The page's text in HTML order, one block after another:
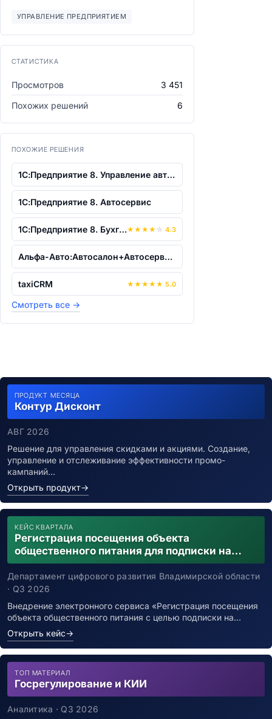
УПРАВЛЕНИЕ ПРЕДПРИЯТИЕМ
СТАТИСТИКА
Просмотров
3 451
Похожих решений
6
ПОХОЖИЕ РЕШЕНИЯ
1С:Предприятие 8. Управление автотранс...
1С:Предприятие 8. Автосервис
1С:Предприятие 8. Бухгалтерия некредит...★ ★ ★ ★ ☆ 4.3
Альфа-Авто:Автосалон+Автосервис+Автоза...
taxiCRM ★ ★ ★ ★ ★ 5.0
Смотреть все →
ПРОДУКТ МЕСЯЦА
Контур Дисконт
АВГ 2026
Решение для управления скидками и акциями. Создание,
управление и отслеживание эффективности промо-
кампаний…
Открыть продукт→
КЕЙС КВАРТАЛА
Регистрация посещения объекта
общественного питания для подписки на
уведомления о возможном контакте с
заболевшим новой коронавирусной
инфекцией
Департамент цифрового развития Владимирской области
· Q3 2026
Внедрение электронного сервиса «Регистрация посещения
объекта общественного питания с целью подписки на…
Открыть кейс→
ТОП МАТЕРИАЛ
Госрегулирование и КИИ
Аналитика · Q3 2026